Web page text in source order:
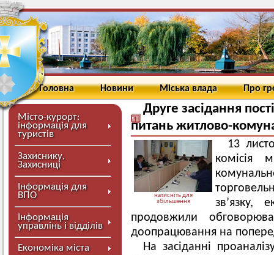
Головна Новини Міська влада Про
Місто-курорт:
інформація для
туристів
Захиснику,
Захисниці
Інформація для
ВПО
Інформація
управлінь і відділів
Економіка міста
Друге засідання
питань житлово-
натисніть для
збільшення
13
комісія
зв’язку,
продовжили
доопрацювання на
На засіданні